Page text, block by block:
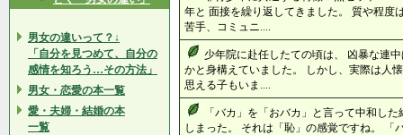
男女の違いって？↓
「自分を見つめて、自分の
感情を知ろう…その方法」
男女・恋愛の本一覧
愛・夫婦・結婚の本
一覧
年と 面接を繰り返してきました。 質や程度
苦手、コミュニ....
少年院に赴任したての頃は、 凶暴な連
かと身構えていました。 しかし、実際は人
思える子もいま....
「バカ」を「おバカ」と言って中和し
しまった。 それは「恥」の感覚ですね。 「